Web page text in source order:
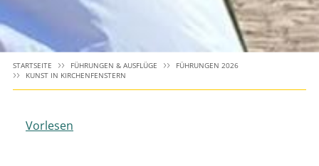
STARTSEITE FÜHRUNGEN & AUSFLÜGE
FÜHRUNGEN 2026
KUNST IN KIRCHENFENSTERN
Vorlesen